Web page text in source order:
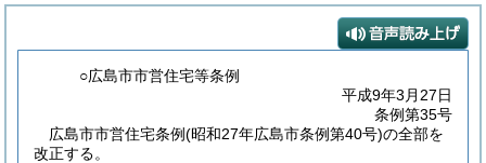
○広島市市営住宅等条例
平成9年3月27日
条例第35号
広島市市営住宅条例(昭和27年広島市条例第40号)の全部を
改正する。